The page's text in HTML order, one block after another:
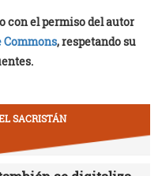
con el permiso del autor
, respetando su
SACRISTÁN